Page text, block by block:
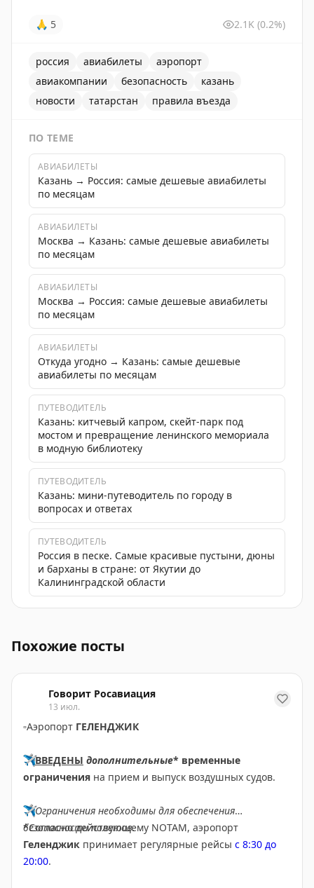
🙏 5 2.1K (0.2%)
россия авиабилеты
аэропорт
авиакомпании
безопасность
казань
новости
татарстан правила въезда
ПО ТЕМЕ
АВИАБИЛЕТЫ
Казань → Россия: самые дешевые авиабилеты
по месяцам
АВИАБИЛЕТЫ
Москва → Казань: самые дешевые авиабилеты
по месяцам
АВИАБИЛЕТЫ
Москва → Россия: самые дешевые авиабилеты
по месяцам
АВИАБИЛЕТЫ
Откуда угодно → Казань: самые дешевые
авиабилеты по месяцам
ПУТЕВОДИТЕЛЬ
Казань: китчевый капром, скейт-парк под
мостом и превращение ленинского мемориала
в модную библиотеку
ПУТЕВОДИТЕЛЬ
Казань: мини-путеводитель по городу в
вопросах и ответах
ПУТЕВОДИТЕЛЬ
Россия в песке. Самые красивые пустыни, дюны
и барханы в стране: от Якутии до
Калининградской области
Похожие посты
Говорит Росавиация
13 июл.
▫️Аэропорт ГЕЛЕНДЖИК
✈️ВВЕДЕНЫ дополнительные* временные
ограничения на прием и выпуск воздушных судов.
✈️Ограничения необходимы для обеспечения
безопасности полетов.
*Согласно действующему NOTAM, аэропорт
Геленджик принимает регулярные рейсы с 8:30 до
20:00.